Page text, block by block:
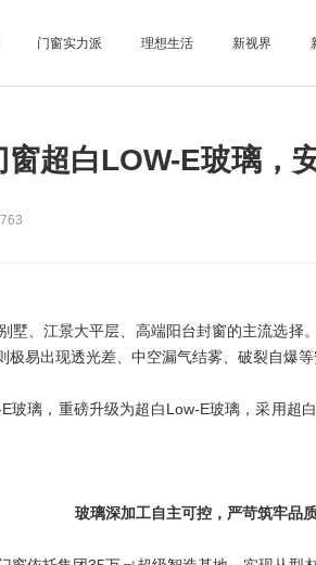
门窗实力派 理想生活 新视界
超白LOW-E玻璃，
墅、江景大平层、高端阳台封窗的主流选
易出现透光差、中空漏气结雾、破裂自爆等
璃，重磅升级为超白Low-E玻璃，采用
玻璃深加工自主可控，严苛筑牢品